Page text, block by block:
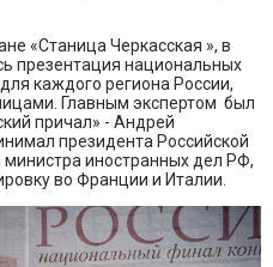
«Станица Черкасская », в
презентация национальных
каждого региона России,
Главным экспертом был
причал» - Андрей
президента Российской
иностранных дел РФ,
во Франции и Италии.